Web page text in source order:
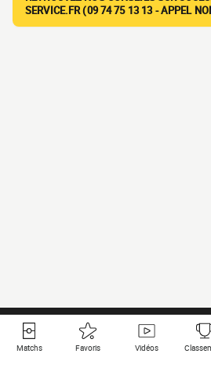
SERVICE.FR (09 74 75 13 13 - APPEL
Matchs Favoris Vidéos